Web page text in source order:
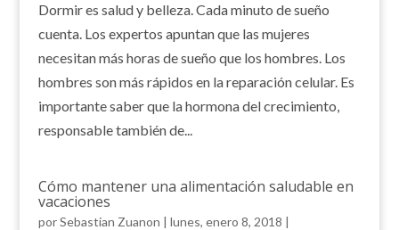
Dormir es salud y belleza. Cada minuto de sueño
cuenta. Los expertos apuntan que las mujeres
necesitan más horas de sueño que los hombres. Los
hombres son más rápidos en la reparación celular. Es
importante saber que la hormona del crecimiento,
responsable también de...
Cómo mantener una alimentación saludable en
vacaciones
porSebastian Zuanon | lunes, enero 8, 2018 |